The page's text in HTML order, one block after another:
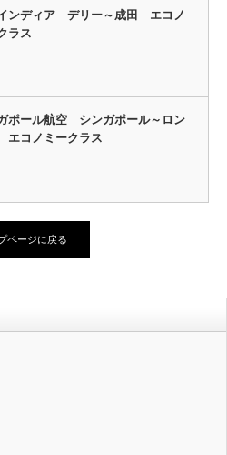
ンディア デリー～成田 エコノ
ラス
ポール航空 シンガポール～ロン
エコノミークラス
ページに戻る